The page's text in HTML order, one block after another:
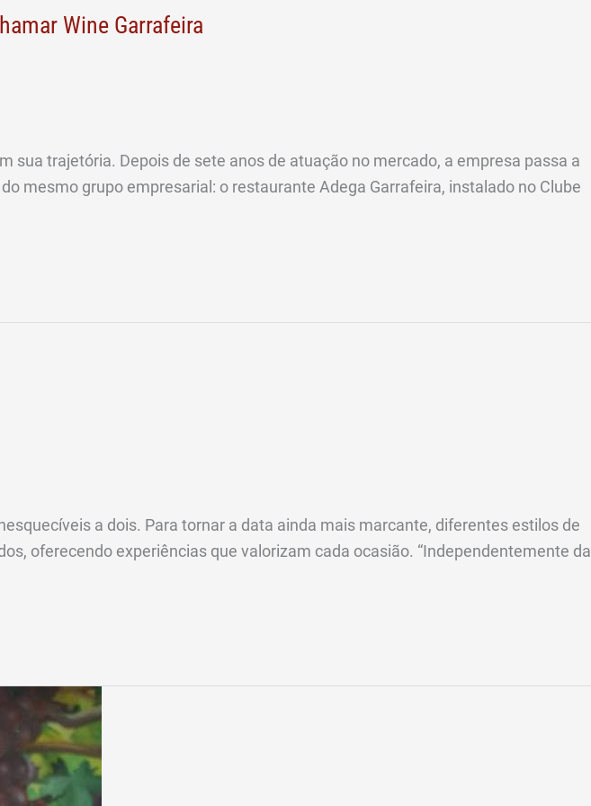
Wine Garrafeira
trajetória. Depois de sete anos de atuação no mercado, a empresa passa a
mesmo grupo empresarial: o restaurante Adega Garrafeira, instalado no Clube
a dois. Para tornar a data ainda mais marcante, diferentes estilos de
oferecendo experiências que valorizam cada ocasião. “Independentemente da